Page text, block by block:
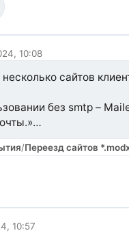
10:08
сайтов
без smtp –
хотя
/Переезд сайтов
10:57